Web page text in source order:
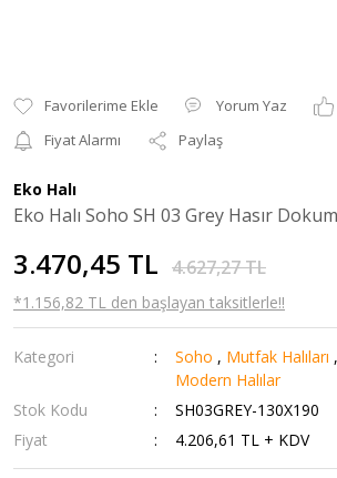
Yorum Yaz
Fiyat Alarmı
Paylaş
Eko Halı
Eko Halı Soho SH 03 Grey Hasır
3.470,45 TL 4.627,27 TL
*1.156,82 TL den başlayan taksitlerle!!
Kategori Soho , Mutfak Halıları
Modern Halılar
Stok Kodu
SH03GREY-130X190
Fiyat
4.206,61 TL + KDV